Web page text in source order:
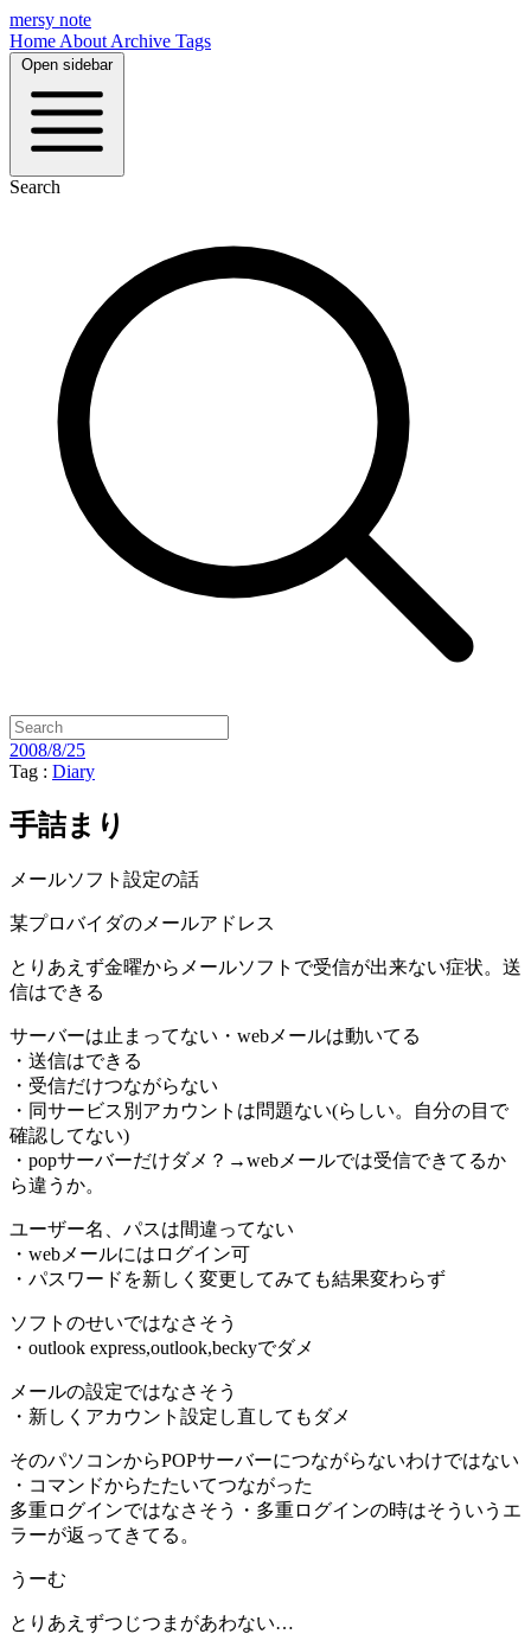
mersy note
Home About Archive Tags
Open sidebar
Search
2008/8/25
Tag : Diary
手詰まり
メールソフト設定の話
某プロバイダのメールアドレス
とりあえず金曜からメールソフトで受信が出来ない症状。送
信はできる
サーバーは止まってない・webメールは動いてる
・送信はできる
・受信だけつながらない
・同サービス別アカウントは問題ない(らしい。自分の目で
確認してない)
・popサーバーだけダメ？→webメールでは受信できてるか
ら違うか。
ユーザー名、パスは間違ってない
・webメールにはログイン可
・パスワードを新しく変更してみても結果変わらず
ソフトのせいではなさそう
・outlook express,outlook,beckyでダメ
メールの設定ではなさそう
・新しくアカウント設定し直してもダメ
そのパソコンからPOPサーバーにつながらないわけではない
・コマンドからたたいてつながった
多重ログインではなさそう・多重ログインの時はそういうエ
ラーが返ってきてる。
うーむ
とりあえずつじつまがあわない…